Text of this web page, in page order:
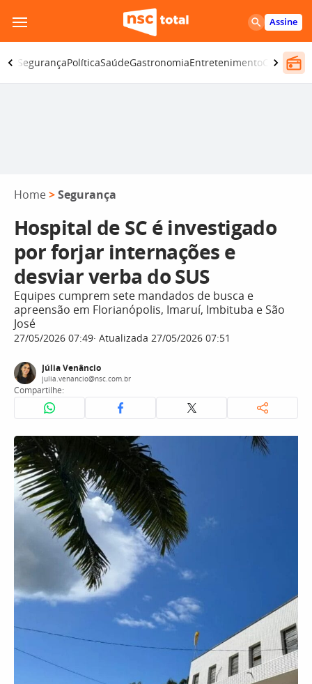
para
o
conteúdo
Assine
SegurançaPolíticaSaúdeGastronomiaEntretenimentoCBN
Home >Segurança
Hospital de SC é investigado
por forjar internações e
desviar verba do SUS
Equipes cumprem sete mandados de busca e
apreensão em Florianópolis, Imaruí, Imbituba e São
José
27/05/2026 07:49 Atualizada 27/05/2026 07:51
Júlia Venâncio
julia.venancio@nsc.com.br
Compartilhe: